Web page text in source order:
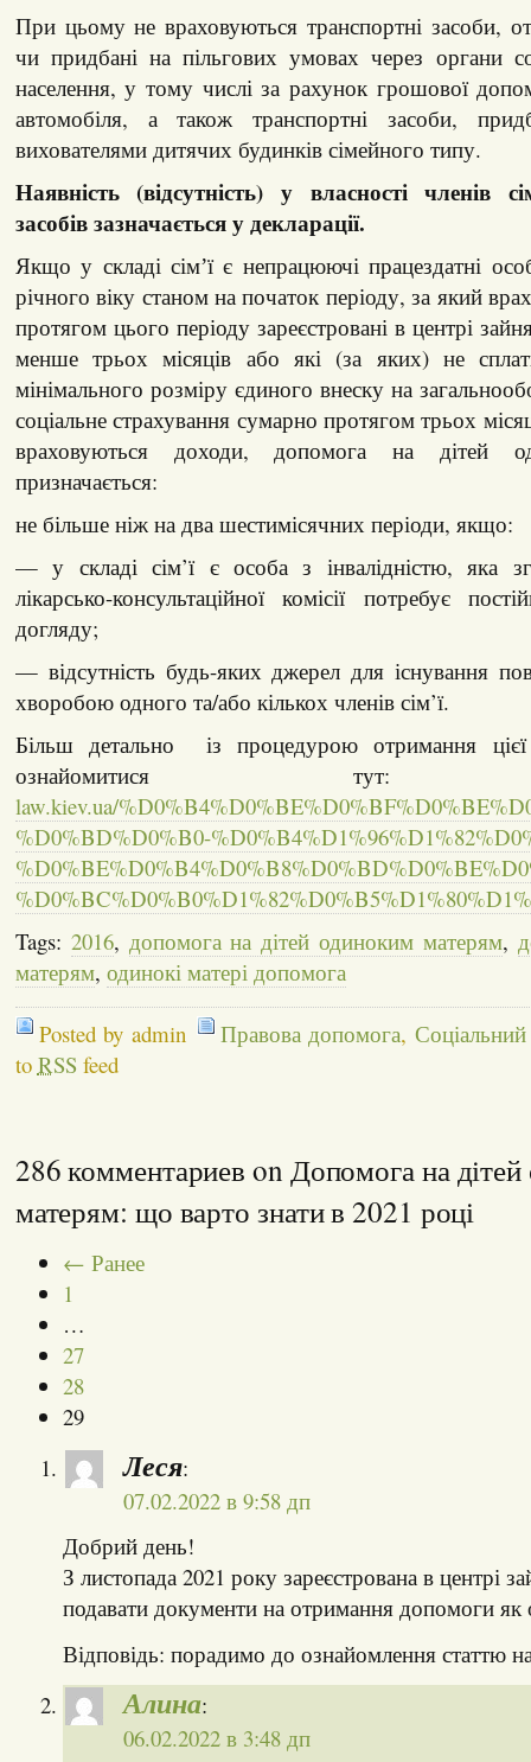
При цьому не враховуються транспортні засоби,
чи придбані на пільгових умовах через органи
населення, у тому числі за рахунок грошової
автомобіля, а також транспортні засоби,
вихователями дитячих будинків сімейного типу.
Наявність (відсутність) у власності членів
засобів зазначається у декларації.
Якщо у складі сімʼї є непрацюючі працездатні
річного віку станом на початок періоду, за який
протягом цього періоду зареєстровані в центрі
менше трьох місяців або які (за яких) не
мінімального розміру єдиного внеску на
соціальне страхування сумарно протягом трьох
враховуються доходи, допомога на дітей
призначається:
не більше ніж на два шестимісячних періоди, якщо:
— у складі сім’ї є особа з інвалідністю, яка
лікарсько-консультаційної комісії потребує
догляду;
— відсутність будь-яких джерел для існування
хворобою одного та/або кількох членів сім’ї.
Більш детально із процедурою отримання
ознайомитися
law.kiev.ua/
%D0%BD%D0%B0-
Tags: 2016, допомога на дітей одиноким матерям,
матерям, одинокі матері допомога
Posted by admin Правова допомога, Соціальний
to RSSfeed
286 комментариев on Допомога на
матерям: що варто знати в 2021 році
← Ранее
1
…
27
28
29
Леся:
07.02.2022 в 9:58 дп
Добрий день!
З листопада 2021 року зареєстрована в центрі
подавати документи на отримання допомоги як
Відповідь: порадимо до ознайомлення статтю на
Алина:
06.02.2022 в 3:48 дп